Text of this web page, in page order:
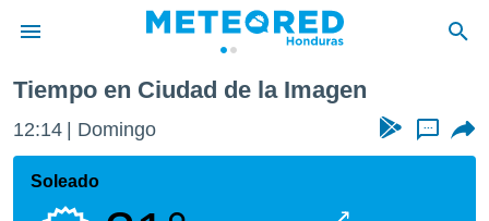
de
ha sido
Tiempo en Ciudad de la Imagen
12:14 Domingo ...
Soleado